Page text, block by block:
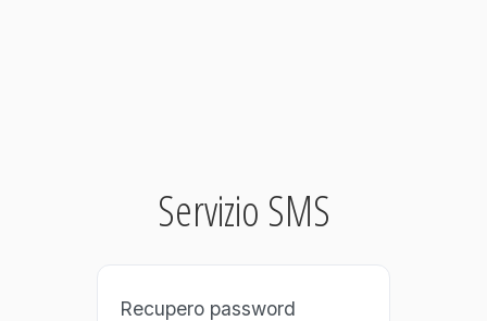
Servizio SMS
Recupero password